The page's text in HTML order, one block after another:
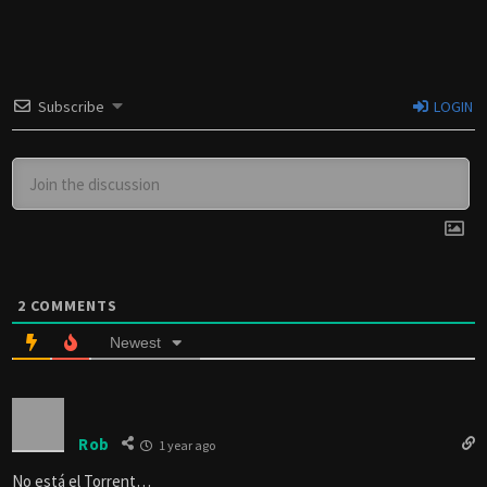
Subscribe LOGIN
2 COMMENTS
Newest
Rob 1 year ago
No está el Torrent…